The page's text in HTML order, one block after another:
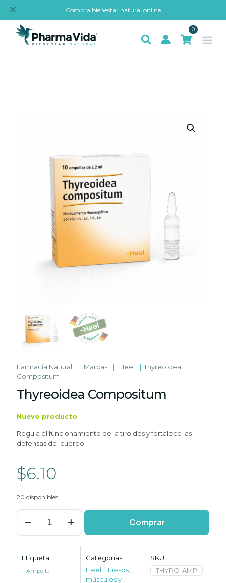
Compra bienestar natural online
✕
0
Farmacia Natural | Marcas | Heel | Thyreoidea
Compositum
Thyreoidea Compositum
Nuevo producto
Regula el funcionamiento de la tiroides y fortalece las
defensas del cuerpo.
$6.10
20 disponibles
Thyreoidea
Compositum
cantidad
Comprar
Etiqueta:
Ampolla
Categorías:
Heel Huesos,
músculos y
SKU:
THYRO-AMP